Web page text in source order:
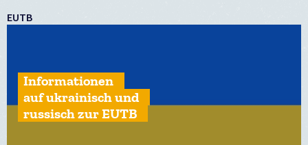
EUTB
Informationen
auf ukrainisch und
russisch zur EUTB